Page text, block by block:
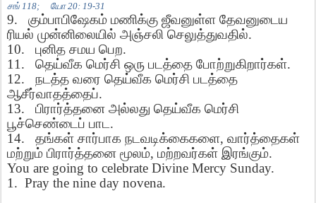
சங் 118; யோ20: 19-31
9. கும்பாபிஷேகம் மணிக்கு ஜீவனுள்ள தேவனுடைய
ரியல் முன்னிலையில் அஞ்சலி செலுத்துவதில்.
10.
புனித சமய பெற.
11.
தெய்வீக மெர்சி ஒரு படத்தை போற்றுகிறார்கள்.
12.
நடத்த வரை தெய்வீக மெர்சி படத்தை
ஆசீர்வாதத்தைப்.
13.
பிரார்த்தனை அல்லது தெய்வீக மெர்சி
பூச்செண்டைப் பாட .
14.
தங்கள் சார்பாக நடவடிக்கைகளை, வார்த்தைகள்
மற்றும் பிரார்த்தனை மூலம், மற்றவர்கள் இரங்கும்.
You are going to celebrate Divine Mercy Sunday.
1. Pray the nine day novena.